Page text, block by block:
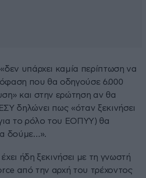
υπάρχει καμία περίπτωση να
που θα οδηγούσε 6.000
και στην ερώτηση αν θα
δηλώνει πως «όταν ξεκινήσει
το ρόλο του ΕΟΠΥΥ) θα
δούμε…».
ήδη ξεκινήσει με τη γνωστή
από την αρχή του τρέχοντος